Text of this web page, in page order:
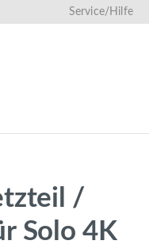
Service/Hilfe
/
Solo 4K